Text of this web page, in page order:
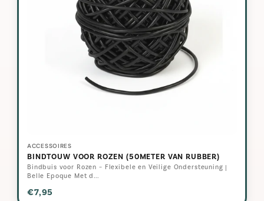
ACCESSOIRES
BINDTOUW VOOR ROZEN (50METER VAN RUBBER)
Bindbuis voor Rozen – Flexibele en Veilige Ondersteuning |
Belle Epoque Met d...
€7,95